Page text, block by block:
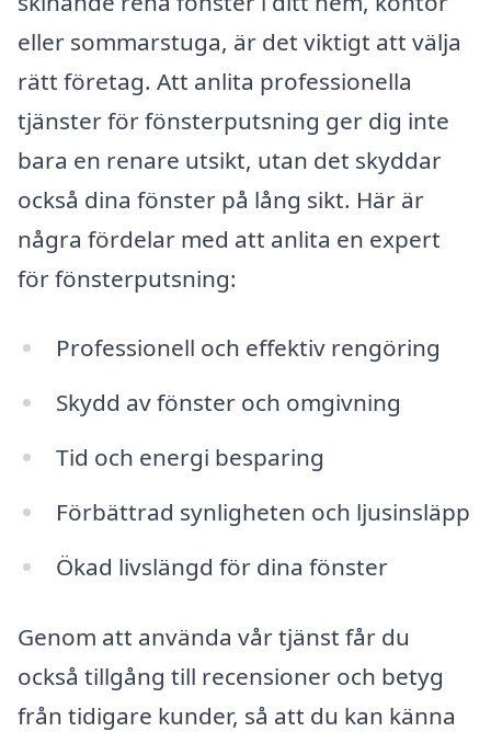
eller sommarstuga, är det viktigt att välja
rätt företag. Att anlita professionella
tjänster för fönsterputsning ger dig inte
bara en renare utsikt, utan det skyddar
också dina fönster på lång sikt. Här är
några fördelar med att anlita en expert
för fönsterputsning:
Professionell och effektiv rengöring
Skydd av fönster och omgivning
Tid och energi besparing
Förbättrad synligheten och ljusinsläpp
Ökad livslängd för dina fönster
Genom att använda vår tjänst får du
också tillgång till recensioner och betyg
från tidigare kunder, så att du kan känna